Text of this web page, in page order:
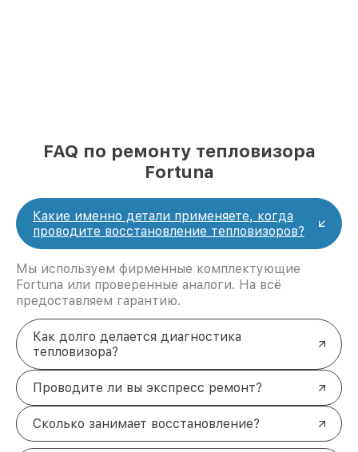
FAQ по ремонту тепловизора
Fortuna
Какие именно детали применяете, когда
проводите восстановление тепловизоров?
Мы используем фирменные комплектующие
Fortuna или проверенные аналоги. На всё
предоставляем гарантию.
Как долго делается диагностика
тепловизора?
Проводите ли вы экспресс ремонт?
Сколько занимает восстановление?